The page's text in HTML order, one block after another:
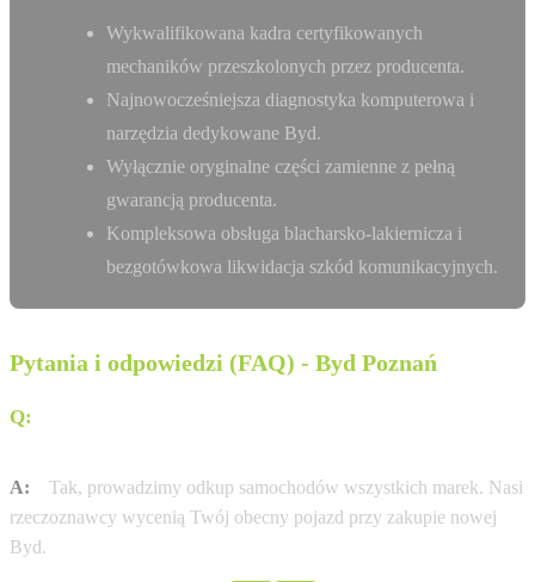
Wykwalifikowana kadra certyfikowanych
mechaników przeszkolonych przez producenta.
Najnowocześniejsza diagnostyka komputerowa i
narzędzia dedykowane Byd.
Wyłącznie oryginalne części zamienne z pełną
gwarancją producenta.
Kompleksowa obsługa blacharsko-lakiernicza i
bezgotówkowa likwidacja szkód komunikacyjnych.
Pytania i odpowiedzi (FAQ) - Byd Poznań
Q:
A:
Tak, prowadzimy odkup samochodów wszystkich marek. Nasi
rzeczoznawcy wycenią Twój obecny pojazd przy zakupie nowej
Byd.